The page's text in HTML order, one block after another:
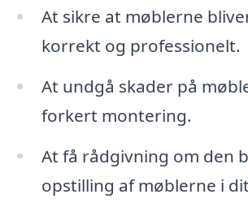
At sikre at møblerne
korrekt og professionelt.
At undgå skader på
forkert montering.
At få rådgivning om den
opstilling af møblerne i